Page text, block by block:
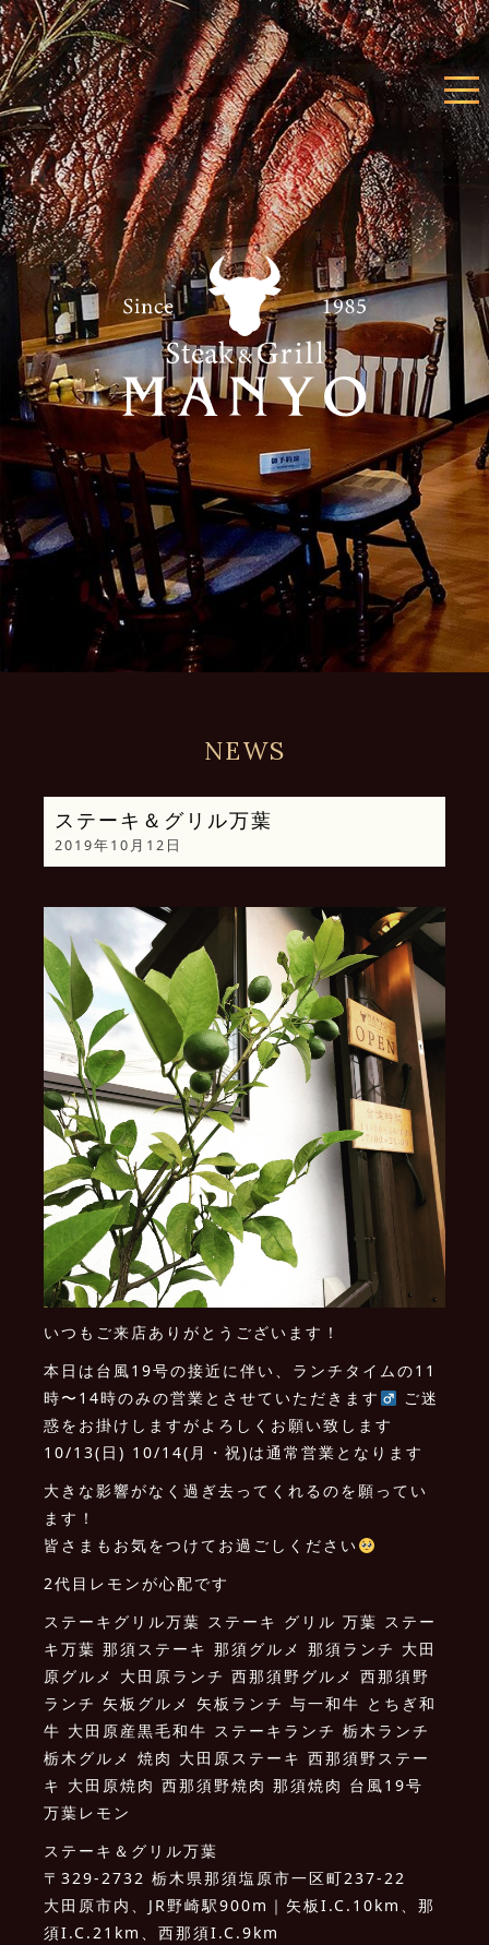
NEWS
ステーキ＆グリル万葉
2019年10月12日
いつもご来店ありがとうございます！
本日は台風19号の接近に伴い、ランチタイムの11
時〜14時のみの営業とさせていただきます‍
ご迷
惑をお掛けしますがよろしくお願い致します
10/13(日) 10/14(月・祝)は通常営業となります
大きな影響がなく過ぎ去ってくれるのを願ってい
ます！
皆さまもお気をつけてお過ごしください
2代目レモンが心配です
ステーキグリル万葉 ステーキ グリル 万葉 ステー
キ万葉 那須ステーキ 那須グルメ 那須ランチ 大田
原グルメ 大田原ランチ 西那須野グルメ 西那須野
ランチ 矢板グルメ 矢板ランチ 与一和牛 とちぎ和
牛 大田原産黒毛和牛 ステーキランチ 栃木ランチ
栃木グルメ 焼肉 大田原ステーキ 西那須野ステー
キ 大田原焼肉 西那須野焼肉 那須焼肉 台風19号
万葉レモン
ステーキ＆グリル万葉
〒329-2732 栃木県那須塩原市一区町237-22
大田原市内、JR野崎駅900m｜矢板I.C.10km、那
須I.C.21km、西那須I.C.9km